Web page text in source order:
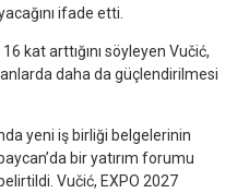
ifade etti.
kat arttığını söyleyen Vučić,
daha da güçlendirilmesi
yeni iş birliği belgelerinin
bir yatırım forumu
Vučić, EXPO 2027